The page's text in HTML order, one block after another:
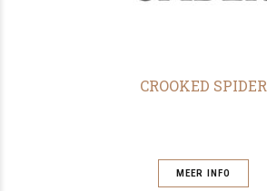
CROOKED SPIDER
MEER INFO